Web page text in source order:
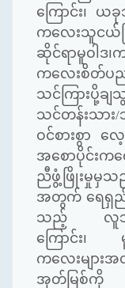
ကြောင်း၊ ယ
ကလေးသူငယ်ပ
ဆိုင်ရာမူဝါဒ၊
ကလေးစိတ်
သင်ကြားပို့ခ
သင်တန်းသား/
ဝင်စားစွာ လ
အစောပိုင်းက
ညီဖွံ့ဖြိုးမှုမှသည်
အတွက် ရေရှ
သည့် လူသားအ
ကြောင်း၊
ကလေးမျာ
အုတ်မြစ်ကို